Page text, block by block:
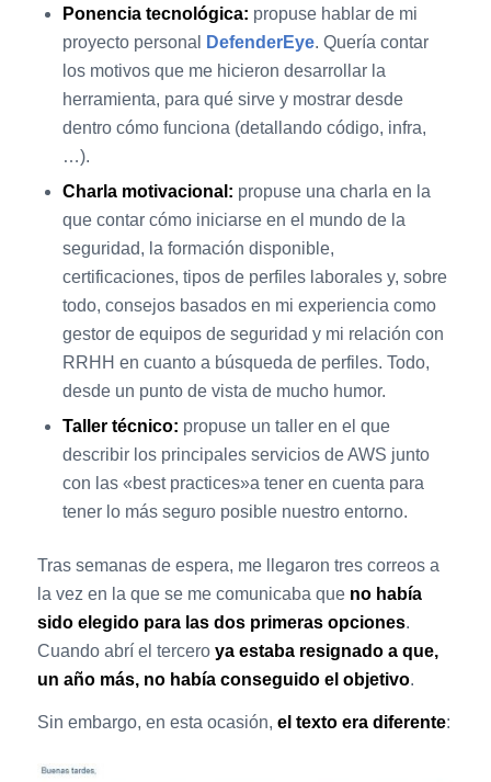
Ponencia tecnológica: propuse hablar de mi
proyecto personal
DefenderEye. Quería contar
los motivos que me hicieron desarrollar la
herramienta, para qué sirve y mostrar desde
dentro cómo funciona (detallando código, infra,
…).
Charla motivacional: propuse una charla en la
que contar cómo iniciarse en el mundo de la
seguridad, la formación disponible,
certificaciones, tipos de perfiles laborales y, sobre
todo, consejos basados en mi experiencia como
gestor de equipos de seguridad y mi relación con
RRHH en cuanto a búsqueda de perfiles. Todo,
desde un punto de vista de mucho humor.
Taller técnico: propuse un taller en el que
describir los principales servicios de AWS junto
con las «best practices»a tener en cuenta para
tener lo más seguro posible nuestro entorno.
Tras semanas de espera, me llegaron tres correos a
la vez en la que se me comunicaba que no había
sido elegido para las dos primeras opciones.
Cuando abrí el tercero ya estaba resignado a que,
un año más, no había conseguido el objetivo.
Sin embargo, en esta ocasión, el texto era diferente: